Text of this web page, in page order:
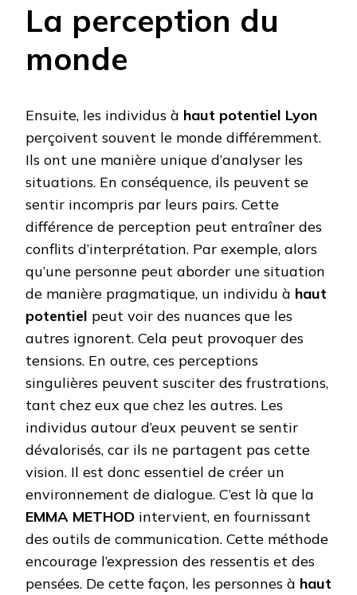
La perception du
monde
Ensuite, les individus à haut potentiel Lyon
perçoivent souvent le monde différemment.
Ils ont une manière unique d’analyser les
situations. En conséquence, ils peuvent se
sentir incompris par leurs pairs. Cette
différence de perception peut entraîner des
conflits d’interprétation. Par exemple, alors
qu’une personne peut aborder une situation
de manière pragmatique, un individu à haut
potentiel peut voir des nuances que les
autres ignorent. Cela peut provoquer des
tensions. En outre, ces perceptions
singulières peuvent susciter des frustrations,
tant chez eux que chez les autres. Les
individus autour d’eux peuvent se sentir
dévalorisés, car ils ne partagent pas cette
vision. Il est donc essentiel de créer un
environnement de dialogue. C’est là que la
EMMA METHOD intervient, en fournissant
des outils de communication. Cette méthode
encourage l’expression des ressentis et des
pensées. De cette façon, les personnes à haut